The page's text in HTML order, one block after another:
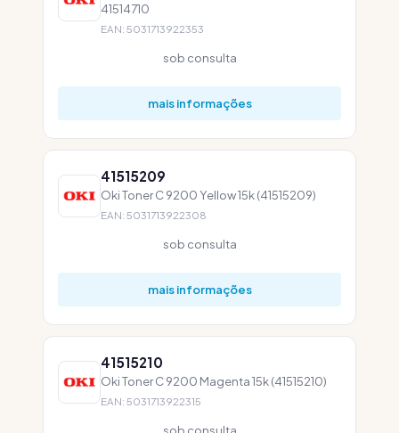
41514710
EAN: 5031713922353
sob consulta
mais informações
41515209
Oki Toner C 9200 Yellow 15k (41515209)
EAN: 5031713922308
sob consulta
mais informações
41515210
Oki Toner C 9200 Magenta 15k (41515210)
EAN: 5031713922315
sob consulta